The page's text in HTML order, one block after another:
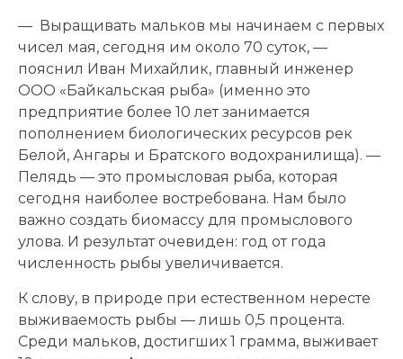
— Выращивать мальков мы начинаем с первых
чисел мая, сегодня им около 70 суток, —
пояснил Иван Михайлик, главный инженер
ООО «Байкальская рыба» (именно это
предприятие более 10 лет занимается
пополнением биологических ресурсов рек
Белой, Ангары и Братского водохранилища). —
Пелядь — это промысловая рыба, которая
сегодня наиболее востребована. Нам было
важно создать биомассу для промыслового
улова. И результат очевиден: год от года
численность рыбы увеличивается.
К слову, в природе при естественном нересте
выживаемость рыбы — лишь 0,5 процента.
Среди мальков, достигших 1 грамма, выживает